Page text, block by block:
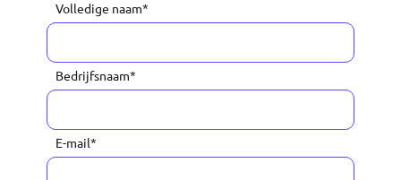
Volledige naam*
Bedrijfsnaam*
E-mail*